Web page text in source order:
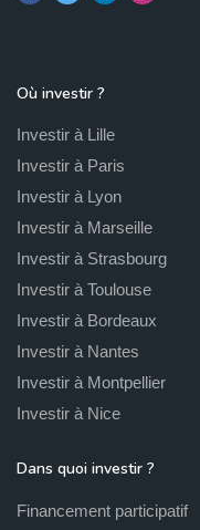
Où investir ?
Investir à Lille
Investir à Paris
Investir à Lyon
Investir à Marseille
Investir à Strasbourg
Investir à Toulouse
Investir à Bordeaux
Investir à Nantes
Investir à Montpellier
Investir à Nice
Dans quoi investir ?
Financement participatif